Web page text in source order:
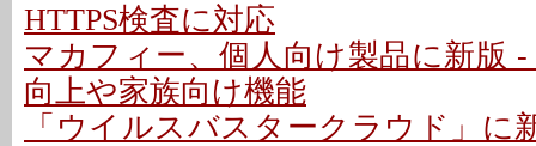
HTTPS検査に対応
マカフィー、個人向け製品に新版
向上や家族向け機能
「ウイルスバスタークラウド」に